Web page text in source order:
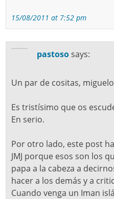
15/08/2011 at 7:52 pm
pastoso says:
Un par de cositas,
Es tristísimo que os
En serio.
Por otro lado, este post
JMJ porque esos son los
papa a la cabeza a
hacer a los demás y a
Cuando venga un Iman